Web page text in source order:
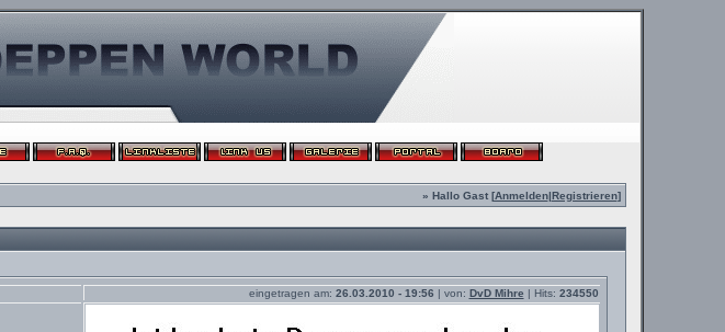
» Hallo Gast [Anmelden|Registrieren]
eingetragen am: 26.03.2010 - 19:56 | von: DvD Mihre | Hits: 234550